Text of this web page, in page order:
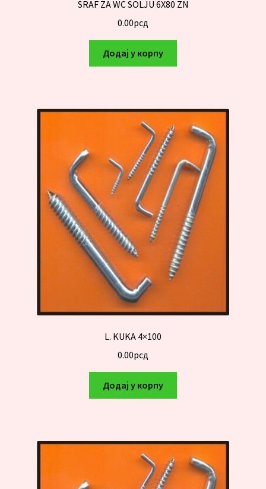
SRAF ZA WC SOLJU 6X80 ZN
0.00рсд
Додај у корпу
L. KUKA 4×100
0.00рсд
Додај у корпу